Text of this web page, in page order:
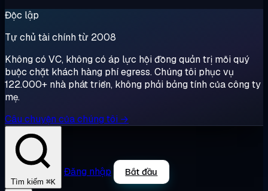
Độc lập
Tự chủ tài chính từ 2008
Không có VC, không có áp lực hội đồng quản trị mỗi quý
buộc chặt khách hàng phí egress. Chúng tôi phục vụ
122.000+ nhà phát triển, không phải bảng tính của công ty
mẹ.
Câu chuyện của chúng tôi →
Tìm kiếm ⌘K
Đăng nhập Bắt đầu